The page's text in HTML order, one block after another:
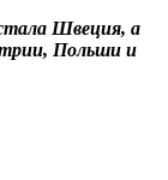
Швеция, а
Польши и